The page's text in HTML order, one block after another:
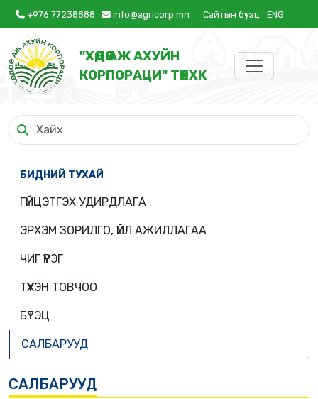
+976 77238888 info@agricorp.mn Сайтын бүтэц ENG
"ХӨДӨӨ АЖ АХУЙН
КОРПОРАЦИ" ТӨХХК
БИДНИЙ ТУХАЙ
ГҮЙЦЭТГЭХ УДИРДЛАГА
ЭРХЭМ ЗОРИЛГО, ҮЙЛ АЖИЛЛАГАА
ЧИГ ҮҮРЭГ
ТҮҮХЭН ТОВЧОО
БҮТЭЦ
САЛБАРУУД
САЛБАРУУД